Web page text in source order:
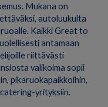
Mukana on
autoluukulta
Kaikki Great to
antamaan
riittävästi
valikoima sopii
pikaruokapaikkoihin,
catering-yrityksiin.